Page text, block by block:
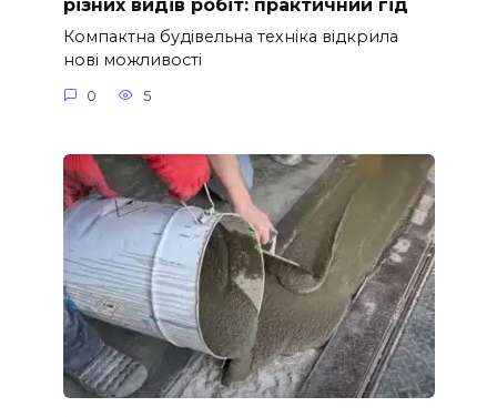
різних видів робіт: практичний гід
Компактна будівельна техніка відкрила
нові можливості
0 5